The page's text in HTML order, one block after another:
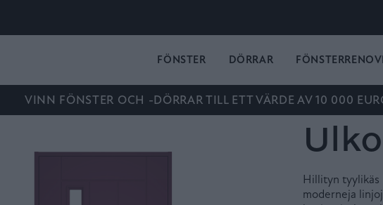
FÖNSTER DÖRRAR
VINN FÖNSTER OCH -DÖRRAR TILL ETT VÄRDE AV 10 000
Hillityn tyylikäs
moderneja